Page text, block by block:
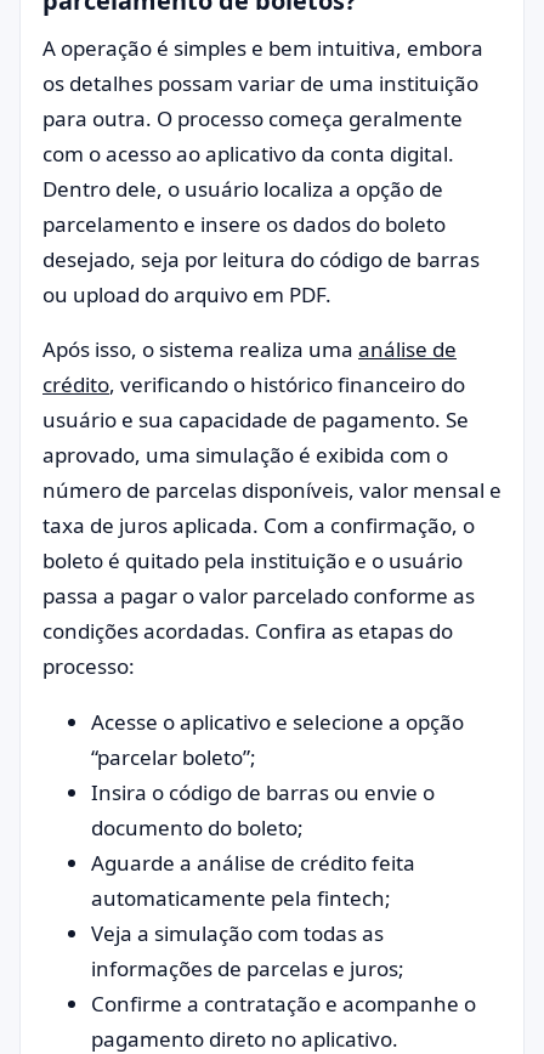
A operação é simples e bem intuitiva, embora
os detalhes possam variar de uma instituição
para outra. O processo começa geralmente
com o acesso ao aplicativo da conta digital.
Dentro dele, o usuário localiza a opção de
parcelamento e insere os dados do boleto
desejado, seja por leitura do código de barras
ou upload do arquivo em PDF.
Após isso, o sistema realiza uma análise de
crédito, verificando o histórico financeiro do
usuário e sua capacidade de pagamento. Se
aprovado, uma simulação é exibida com o
número de parcelas disponíveis, valor mensal e
taxa de juros aplicada. Com a confirmação, o
boleto é quitado pela instituição e o usuário
passa a pagar o valor parcelado conforme as
condições acordadas. Confira as etapas do
processo:
Acesse o aplicativo e selecione a opção
“parcelar boleto”;
Insira o código de barras ou envie o
documento do boleto;
Aguarde a análise de crédito feita
automaticamente pela fintech;
Veja a simulação com todas as
informações de parcelas e juros;
Confirme a contratação e acompanhe o
pagamento direto no aplicativo.